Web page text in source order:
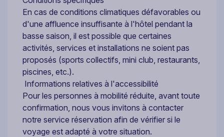
En cas de conditions climatiques défavorables ou
d'une affluence insuffisante à l'hôtel pendant la
basse saison, il est possible que certaines
activités, services et installations ne soient pas
proposés (sports collectifs, mini club, restaurants,
piscines, etc.).
Informations relatives à l'accessibilité
Pour les personnes à mobilité réduite, avant toute
confirmation, nous vous invitons à contacter
notre service réservation afin de vérifier si le
voyage est adapté à votre situation.